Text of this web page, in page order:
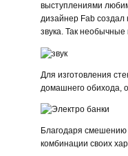
выступлениями
дизайнер Fab создал
звука. Так
Для изготовления
домашнего обихода,
Благодаря
комбинации своих